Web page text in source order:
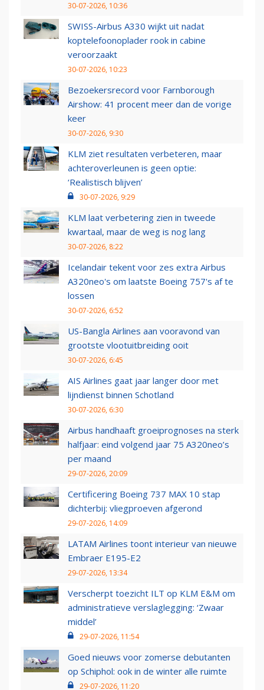
30-07-2026, 10:36
SWISS-Airbus A330 wijkt uit nadat
koptelefoonoplader rook in cabine
veroorzaakt
30-07-2026, 10:23
Bezoekersrecord voor Farnborough
Airshow: 41 procent meer dan de vorige
keer
30-07-2026, 9:30
KLM ziet resultaten verbeteren, maar
achteroverleunen is geen optie:
‘Realistisch blijven’
30-07-2026, 9:29
KLM laat verbetering zien in tweede
kwartaal, maar de weg is nog lang
30-07-2026, 8:22
Icelandair tekent voor zes extra Airbus
A320neo's om laatste Boeing 757's af te
lossen
30-07-2026, 6:52
US-Bangla Airlines aan vooravond van
grootste vlootuitbreiding ooit
30-07-2026, 6:45
AIS Airlines gaat jaar langer door met
lijndienst binnen Schotland
30-07-2026, 6:30
Airbus handhaaft groeiprognoses na sterk
halfjaar: eind volgend jaar 75 A320neo’s
per maand
29-07-2026, 20:09
Certificering Boeing 737 MAX 10 stap
dichterbij: vliegproeven afgerond
29-07-2026, 14:09
LATAM Airlines toont interieur van nieuwe
Embraer E195-E2
29-07-2026, 13:34
Verscherpt toezicht ILT op KLM E&M om
administratieve verslaglegging: ‘Zwaar
middel’
29-07-2026, 11:54
Goed nieuws voor zomerse debutanten
op Schiphol: ook in de winter alle ruimte
29-07-2026, 11:20